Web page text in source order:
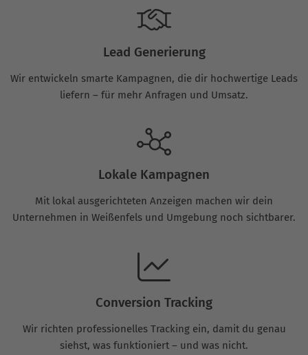
Lead Generierung
Wir entwickeln smarte Kampagnen, die dir hochwertige Leads
liefern – für mehr Anfragen und Umsatz.
Lokale Kampagnen
Mit lokal ausgerichteten Anzeigen machen wir dein
Unternehmen in Weißenfels und Umgebung noch sichtbarer.
Conversion Tracking
Wir richten professionelles Tracking ein, damit du genau
siehst, was funktioniert – und was nicht.